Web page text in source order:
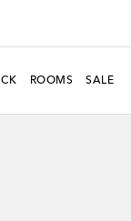
ROOMS SALE